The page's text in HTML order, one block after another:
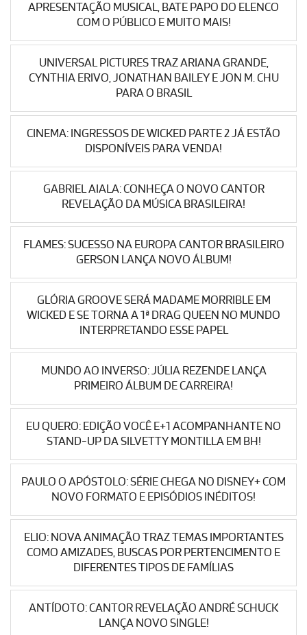
APRESENTAÇÃO MUSICAL, BATE PAPO DO ELENCO
COM O PÚBLICO E MUITO MAIS!
UNIVERSAL PICTURES TRAZ ARIANA GRANDE,
CYNTHIA ERIVO, JONATHAN BAILEY E JON M. CHU
PARA O BRASIL
CINEMA: INGRESSOS DE WICKED PARTE 2 JÁ ESTÃO
DISPONÍVEIS PARA VENDA!
GABRIEL AIALA: CONHEÇA O NOVO CANTOR
REVELAÇÃO DA MÚSICA BRASILEIRA!
FLAMES: SUCESSO NA EUROPA CANTOR BRASILEIRO
GERSON LANÇA NOVO ÁLBUM!
GLÓRIA GROOVE SERÁ MADAME MORRIBLE EM
WICKED E SE TORNA A 1ª DRAG QUEEN NO MUNDO
INTERPRETANDO ESSE PAPEL
MUNDO AO INVERSO: JÚLIA REZENDE LANÇA
PRIMEIRO ÁLBUM DE CARREIRA!
EU QUERO: EDIÇÃO VOCÊ E+1 ACOMPANHANTE NO
STAND-UP DA SILVETTY MONTILLA EM BH!
PAULO O APÓSTOLO: SÉRIE CHEGA NO DISNEY+ COM
NOVO FORMATO E EPISÓDIOS INÉDITOS!
ELIO: NOVA ANIMAÇÃO TRAZ TEMAS IMPORTANTES
COMO AMIZADES, BUSCAS POR PERTENCIMENTO E
DIFERENTES TIPOS DE FAMÍLIAS
ANTÍDOTO: CANTOR REVELAÇÃO ANDRÉ SCHUCK
LANÇA NOVO SINGLE!